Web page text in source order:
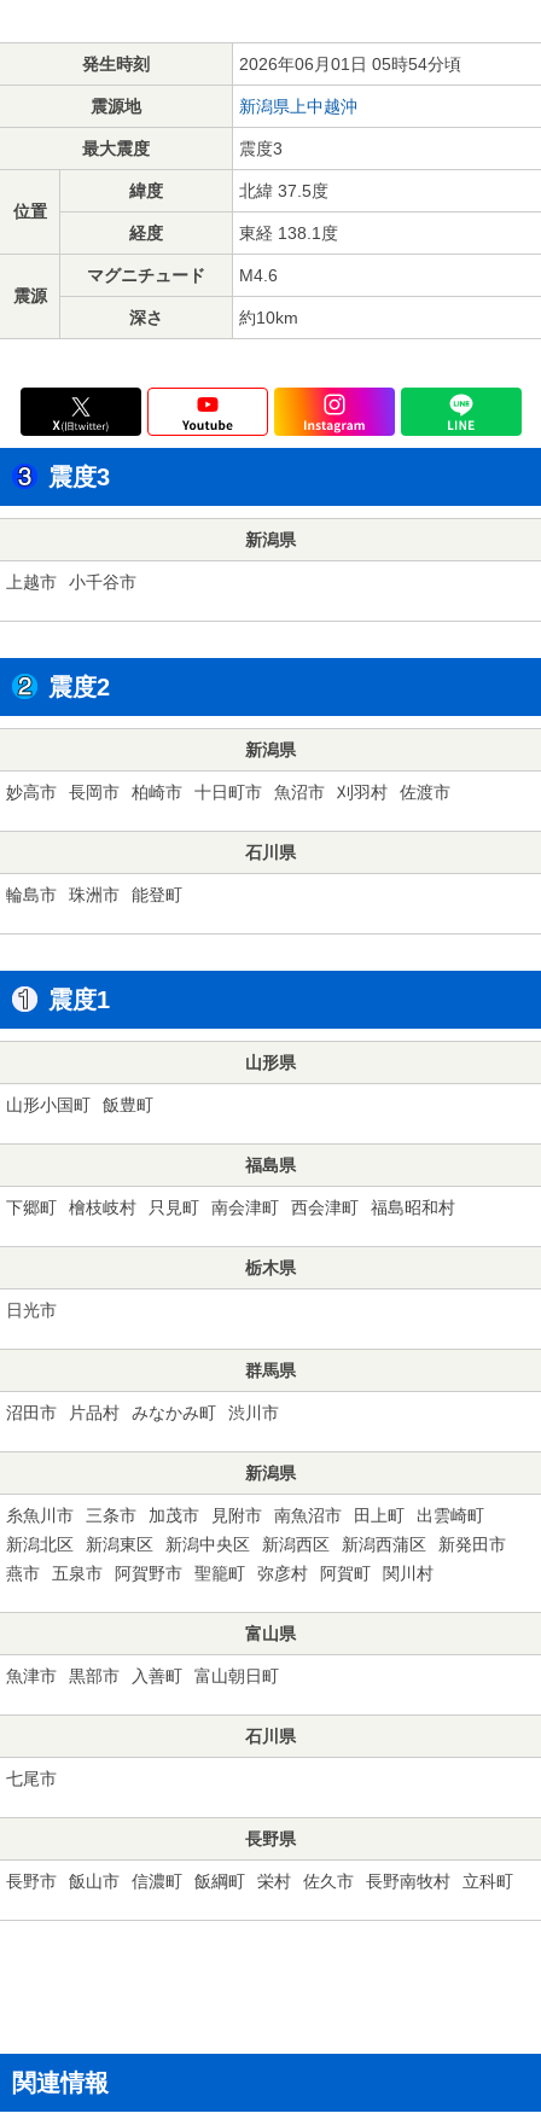
発生時刻 2026年06月01日 05時54分頃
震源地 新潟県上中越沖
最大震度 震度3
位置
緯度 北緯 37.5度
経度 東経 138.1度
震源
マグニチュード M4.6
深さ 約10km
震度3
新潟県
上越市 小千谷市
震度2
新潟県
妙高市 長岡市 柏崎市 十日町市 魚沼市 刈羽村 佐渡市
石川県
輪島市 珠洲市 能登町
震度1
山形県
山形小国町 飯豊町
福島県
下郷町 檜枝岐村 只見町 南会津町 西会津町 福島昭和村
栃木県
日光市
群馬県
沼田市 片品村 みなかみ町 渋川市
新潟県
糸魚川市 三条市 加茂市 見附市 南魚沼市 田上町
出雲崎町
新潟北区
新潟東区 新潟中央区 新潟西区 新潟西蒲区
新発田市
燕市
五泉市 阿賀野市 聖籠町 弥彦村 阿賀町 関川村
富山県
魚津市 黒部市 入善町 富山朝日町
石川県
七尾市
長野県
長野市 飯山市 信濃町 飯綱町 栄村 佐久市 長野南牧村 立科町
関連情報